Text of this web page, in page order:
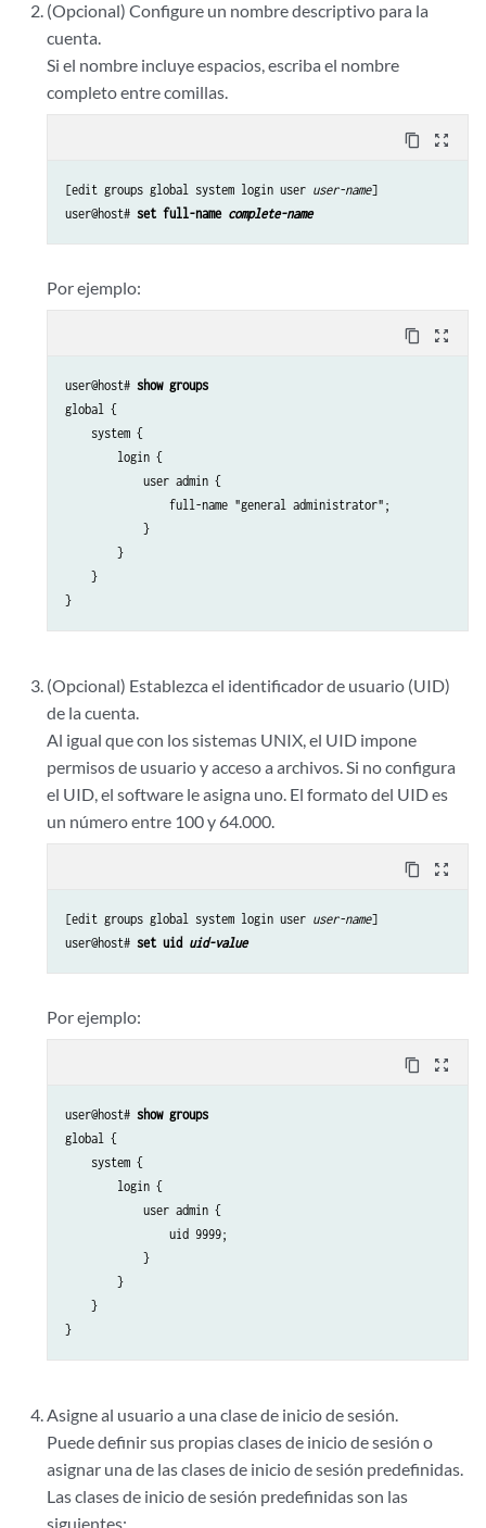
(Opcional) Configure un nombre descriptivo para la
cuenta.
Si el nombre incluye espacios, escriba el nombre
completo entre comillas.
content_copy zoom_out_map
[edit groups global system login user user-name]
user@host# set full-name complete-name
Por ejemplo:
content_copy zoom_out_map
user@host# show groups
global {
    system {
        login {
            user admin {
                full-name "general administrator";
            }
        }
    }
(Opcional) Establezca el identificador de usuario (UID)
de la cuenta.
Al igual que con los sistemas UNIX, el UID impone
permisos de usuario y acceso a archivos. Si no configura
el UID, el software le asigna uno. El formato del UID es
un número entre 100 y 64.000.
content_copy zoom_out_map
[edit groups global system login user user-name]
user@host# set uid uid-value
Por ejemplo:
content_copy zoom_out_map
user@host# show groups
global {
    system {
        login {
            user admin {
                uid 9999;
            }
        }
    }
Asigne al usuario a una clase de inicio de sesión.
Puede definir sus propias clases de inicio de sesión o
asignar una de las clases de inicio de sesión predefinidas.
Las clases de inicio de sesión predefinidas son las
siguientes: